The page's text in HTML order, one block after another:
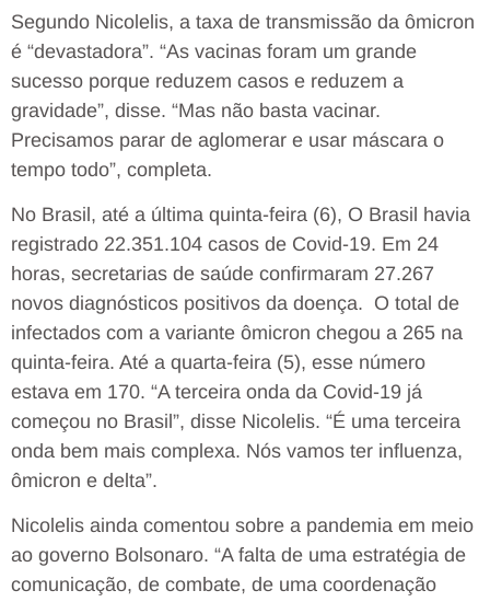
Segundo Nicolelis, a taxa de transmissão da ômicron
é “devastadora”. “As vacinas foram um grande
sucesso porque reduzem casos e reduzem a
gravidade”, disse. “Mas não basta vacinar.
Precisamos parar de aglomerar e usar máscara o
tempo todo”, completa.
No Brasil, até a última quinta-feira (6), O Brasil havia
registrado 22.351.104 casos de Covid-19. Em 24
horas, secretarias de saúde confirmaram 27.267
novos diagnósticos positivos da doença. O total de
infectados com a variante ômicron chegou a 265 na
quinta-feira. Até a quarta-feira (5), esse número
estava em 170. “A terceira onda da Covid-19 já
começou no Brasil”, disse Nicolelis. “É uma terceira
onda bem mais complexa. Nós vamos ter influenza,
ômicron e delta”.
Nicolelis ainda comentou sobre a pandemia em meio
ao governo Bolsonaro. “A falta de uma estratégia de
comunicação, de combate, de uma coordenação